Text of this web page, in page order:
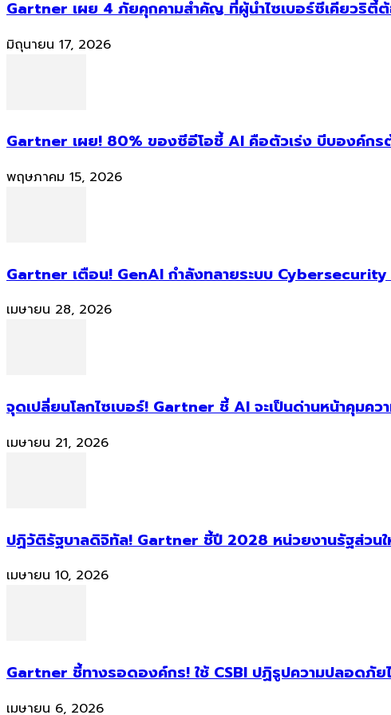
Gartner เผย 4 ภัยคุกคามสำคัญ ที่ผู้นำไซเบอร์ซีเคียวริตี้
มิถุนายน 17, 2026
Gartner เผย! 80% ของซีอีโอชี้ AI คือตัวเร่ง บีบองค์กร
พฤษภาคม 15, 2026
Gartner เตือน! GenAI กำลังทลายระบบ
เมษายน 28, 2026
จุดเปลี่ยนโลกไซเบอร์! Gartner ชี้ AI จะเป็นด่านหน้าคุมค
เมษายน 21, 2026
ปฏิวัติรัฐบาลดิจิทัล! Gartner ชี้ปี 2028 หน่วยงานรัฐส่วน
เมษายน 10, 2026
Gartner ชี้ทางรอดองค์กร! ใช้ CSBI ปฏิรูปความปลอดภั
เมษายน 6, 2026